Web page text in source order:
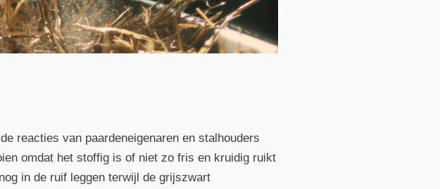
reacties van paardeneigenaren en stalhouders
omdat het stoffig is of niet zo fris en kruidig ruikt
in de ruif leggen terwijl de grijszwart